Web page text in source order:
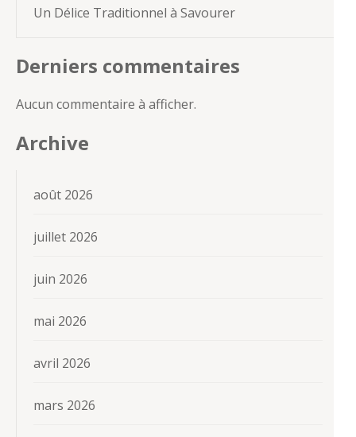
Un Délice Traditionnel à Savourer
Derniers commentaires
Aucun commentaire à afficher.
Archive
août 2026
juillet 2026
juin 2026
mai 2026
avril 2026
mars 2026